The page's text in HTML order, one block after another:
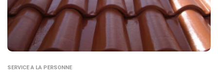
SERVICE A LA PERSONNE